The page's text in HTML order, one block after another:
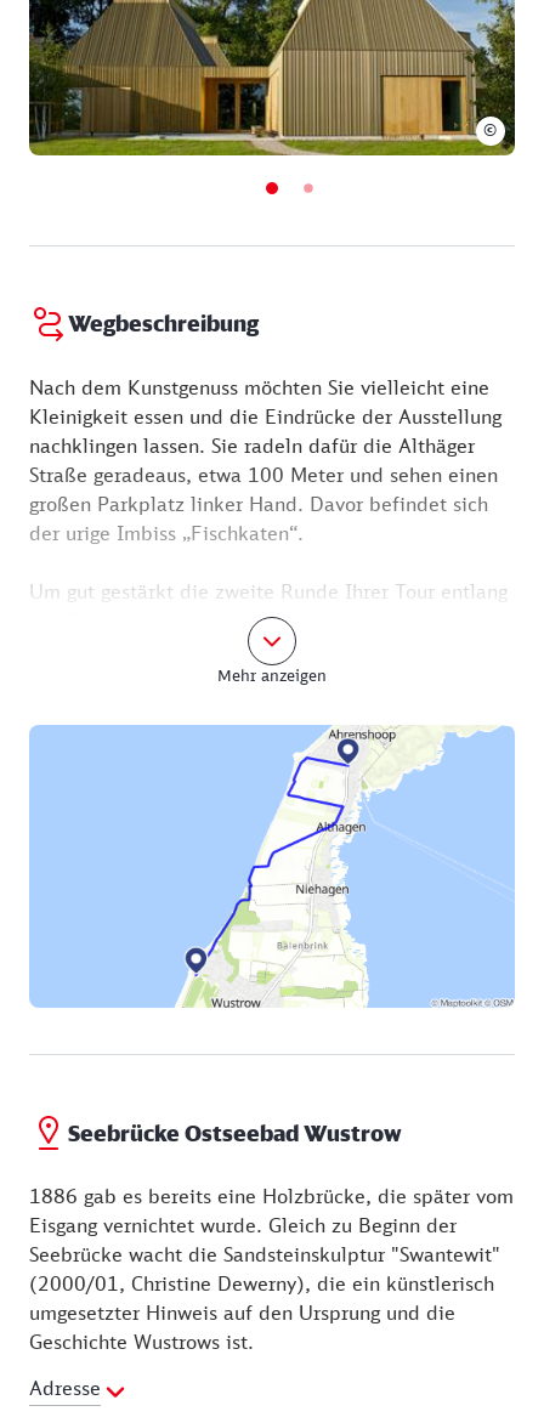
Museum:Wechselnde Sammlungspräsentationen &
spannende SonderausstellungenEin
abwechslungsreiches
VeranstaltungsprogrammVielfältige
museumspädagogische Angebote für Groß und
Eintrittspreise gelten bei Vorlage deiner gültigen
3 schulpflichtige Kinder): 25,00 €Kinder bis 6 Jahre:
Eintritt freiUnser Tipp: Das KombiticketMöchtest du
noch mehr Kunst erleben? Mit dem Kombiticket für
nur 11,00 € kannst du sowohl das Kunstmuseum als
auch den historischen Kunstkaten Ahrenshoop
besuchen.
©
Wegbeschreibung
Nach dem Kunstgenuss möchten Sie vielleicht eine
Kleinigkeit essen und die Eindrücke der Ausstellung
nachklingen lassen. Sie radeln dafür die Althäger
Straße geradeaus, etwa 100 Meter und sehen einen
großen Parkplatz linker Hand. Davor befindet sich
der urige Imbiss „Fischkaten“.
Um gut gestärkt die zweite Runde Ihrer Tour entlang
der Ostseeküste anzutreten, fahren Sie weiter auf
der Althäger Straße bis Sie etwa 50 Meter hinter
dem Parkplatz links auf den Grenzweg kommen. Sie
beschreibt.
Nahezu majestätisch ist der Panoramablick, der sich
Ihnen am Ende des Grenzweges bietet. Die Straße
mündet hier in den Paul-Müller-Kaempff-Weg, dem
Sie bis zu einer T-Kreuzung folgen. Hier biegen Sie
rechts ab und befinden sich nun auf einem
Rad-/Wanderweg entlang der Steilküste, der Sie
direkt zurück nach Wustrow bringt.
In Ahrenshoop, am Strandübergang 15 gibt es eine
Treppe, von der aus Sie einen Abstecher an den
nachher öffnen sich immer wieder Strandzugänge.
Nicht mehr all zu weit, und Sie kommen zur
Seebrücke Wustrow, auf der Sie sich den Ostseewind
können.
Mehr anzeigen
Seebrücke Ostseebad Wustrow
1886 gab es bereits eine Holzbrücke, die später vom
Eisgang vernichtet wurde. Gleich zu Beginn der
Seebrücke wacht die Sandsteinskulptur "Swantewit"
(2000/01, Christine Dewerny), die ein künstlerisch
umgesetzter Hinweis auf den Ursprung und die
Geschichte Wustrows ist.
Adresse